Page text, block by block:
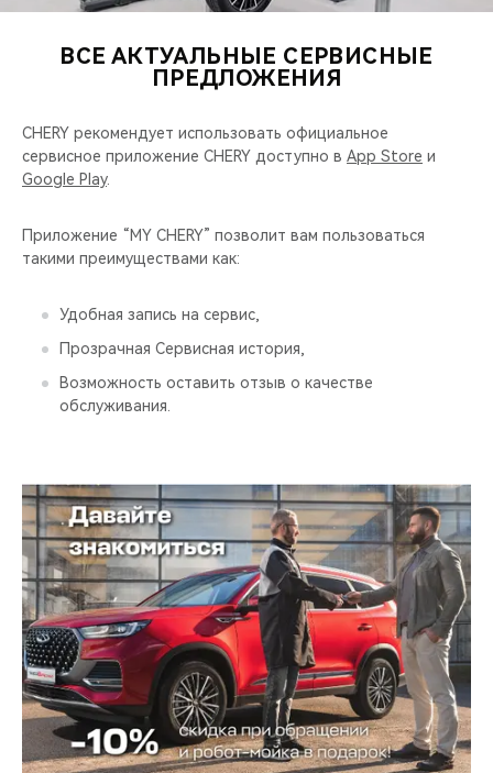
CHERY И СПОРТ
ВИДЕООБЗОРЫ
CHERY ДЛЯ ДЕТЕЙ
ВСЕ АКТУАЛЬНЫЕ СЕРВИСНЫЕ
ПРЕДЛОЖЕНИЯ
CHERY рекомендует использовать официальное
сервисное приложение CHERY доступно в App Store и
Google Play.
Приложение “MY CHERY” позволит вам пользоваться
такими преимуществами как:
Удобная запись на сервис,
Прозрачная Сервисная история,
Возможность оставить отзыв о качестве
обслуживания.